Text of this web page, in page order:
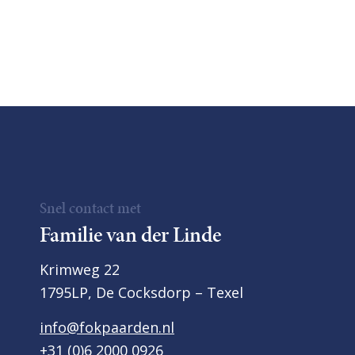
Snel contact met
Familie van der Linde
Krimweg 22
1795LP, De Cocksdorp – Texel
info@fokpaarden.nl
+31 (0)6 2000 0926